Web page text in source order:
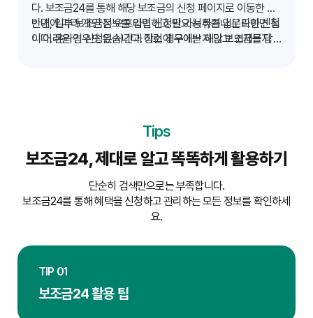
다. 보조금24를 통해 해당 보조금의 신청 페이지로 이동한 후,
안내에 따라 개인 정보를 입력하고 필요 서류를 업로드하면 됩
니다. 온라인 신청은 시간과 장소에 구애받지 않고 언제든지
반면, 일부 보조금은 오프라인 신청만 가능하거나 온라인 신청
이 어려운 경우도 있습니다. 이런 경우에는 해당 보조금을 담
Tips
보조금24, 제대로 알고 똑똑하게 활용하기
단순히 검색만으로는 부족합니다.
보조금24를 통해 혜택을 신청하고 관리하는 모든 정보를 확인하세
요.
TIP 01
보조금24 활용 팁